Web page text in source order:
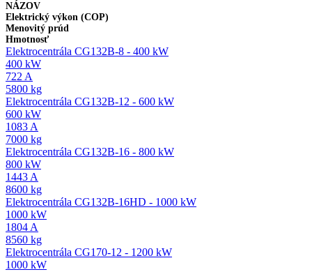
NÁZOV
Elektrický výkon (COP)
Menovitý prúd
Hmotnosť
Elektrocentrála CG132B-8 - 400 kW
400 kW
722 A
5800 kg
Elektrocentrála CG132B-12 - 600 kW
600 kW
1083 A
7000 kg
Elektrocentrála CG132B-16 - 800 kW
800 kW
1443 A
8600 kg
Elektrocentrála CG132B-16HD - 1000 kW
1000 kW
1804 A
8560 kg
Elektrocentrála CG170-12 - 1200 kW
1000 kW